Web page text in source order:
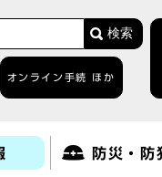
検索
オンライン手続 ほか
防災・防